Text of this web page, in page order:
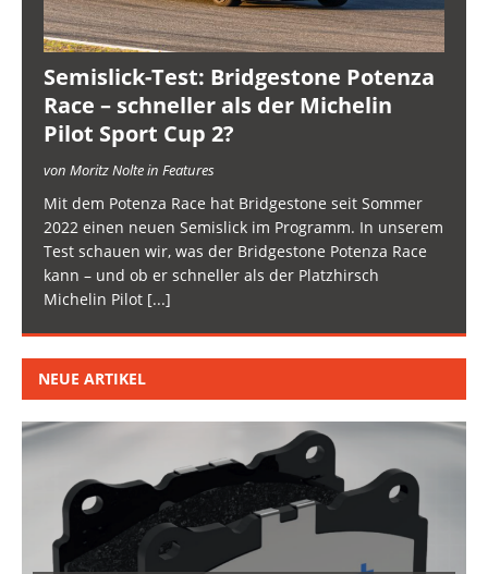
Semislick-Test: Bridgestone Potenza
Race – schneller als der Michelin
Pilot Sport Cup 2?
von Moritz Nolte in Features
Mit dem Potenza Race hat Bridgestone seit Sommer
2022 einen neuen Semislick im Programm. In unserem
Test schauen wir, was der Bridgestone Potenza Race
kann – und ob er schneller als der Platzhirsch
Michelin Pilot [...]
NEUE ARTIKEL